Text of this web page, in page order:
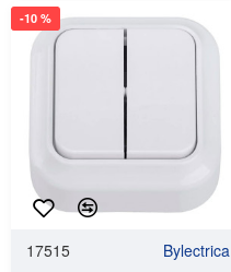
-10 %
17515 Bylectrica